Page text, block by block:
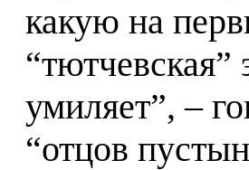
какую на
умиляет”, –
“отцов